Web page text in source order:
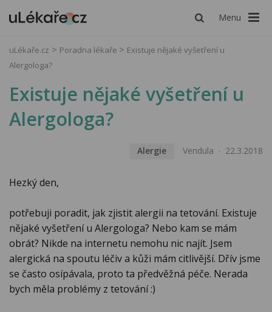
Menu
uLékaře.cz Poradna lékaře
Existuje nějaké vyšetření u
Alergologa?
Existuje nějaké vyšetření u
Alergologa?
Alergie Vendula 22.3.2018
Hezký den,
potřebuji poradit, jak zjistit alergii na tetování. Existuje
nějaké vyšetření u Alergologa? Nebo kam se mám
obrát? Nikde na internetu nemohu nic najít. Jsem
alergická na spoutu léčiv a kůži mám citlivější. Dřív jsme
se často osípávala, proto ta předvěžná péče. Nerada
bych měla problémy z tetování :)